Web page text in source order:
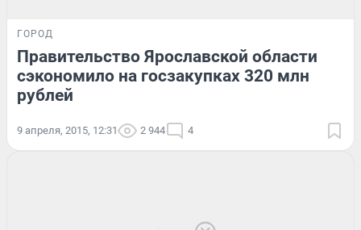
ГОРОД
Правительство Ярославской области
сэкономило на госзакупках 320 млн
рублей
9 апреля, 2015, 12:31 2 944 4